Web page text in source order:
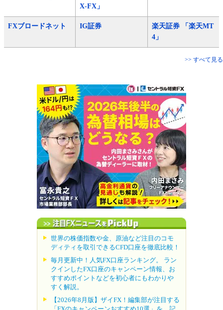
X-FX」
FXブロードネット IG証券
楽天証券 「楽天MT
4」
>> すべて見る
世界の株価指数や金、原油など注目のコモ
ディティを取引できるCFD口座を徹底比較！
毎月更新中！人気FX口座ランキング。 ラン
クインしたFX口座のキャンペーン情報、お
すすめポイントなどを初心者にもわかりや
すく解説。
【2026年8月版】ザイFX！編集部が注目する